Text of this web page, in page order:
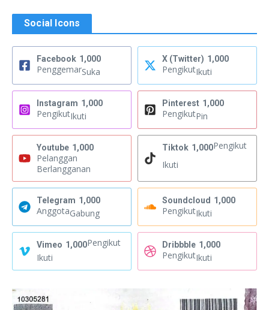
Social Icons
Facebook 1,000
PenggemarSuka
X (Twitter) 1,000
PengikutIkuti
Instagram 1,000
PengikutIkuti
Pinterest 1,000
PengikutPin
Youtube 1,000
Pelanggan
Berlangganan
Tiktok 1,000Pengikut
Ikuti
Telegram 1,000
AnggotaGabung
Soundcloud 1,000
PengikutIkuti
Vimeo 1,000Pengikut
Ikuti
Dribbble 1,000
PengikutIkuti